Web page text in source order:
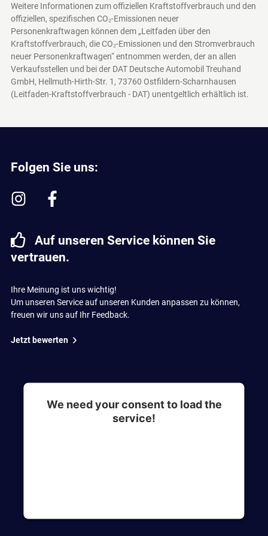
Weitere Informationen zum offiziellen Kraftstoffverbrauch und den
offiziellen, spezifischen CO₂-Emissionen neuer
Personenkraftwagen können dem „Leitfaden über den
Kraftstoffverbrauch, die CO₂-Emissionen und den Stromverbrauch
neuer Personenkraftwagen“ entnommen werden, der an allen
Verkaufsstellen und bei der DAT Deutsche Automobil Treuhand
GmbH, Hellmuth-Hirth-Str. 1, 73760 Ostfildern-Scharnhausen
(Leitfaden-Kraftstoffverbrauch - DAT) unentgeltlich erhältlich ist.
Folgen Sie uns:
Auf unseren Service können Sie
vertrauen.
Ihre Meinung ist uns wichtig!
Um unseren Service auf unseren Kunden anpassen zu können,
freuen wir uns auf Ihr Feedback.
Jetzt bewerten
We need your consent to load the
service!